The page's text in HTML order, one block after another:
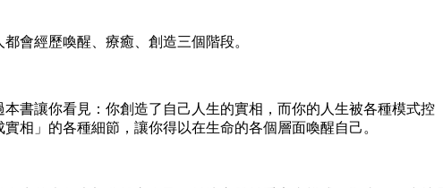
經歷喚醒、療癒、創造三個階段。
讓你看見：你創造了自己人生的實相，而你的人生被各種模式控
相」的各種細節，讓你得以在生命的各個層面喚醒自己。